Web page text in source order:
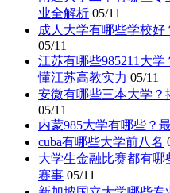
业全解析 05/11
成人大学有哪些学校
05/11
江苏有哪些985211大
懂江苏高教实力 05/11
安微有哪些三本大学
05/11
内蒙985大学有哪些？
cuba有哪些大学前八名
大学生金融比赛都有
赛事 05/11